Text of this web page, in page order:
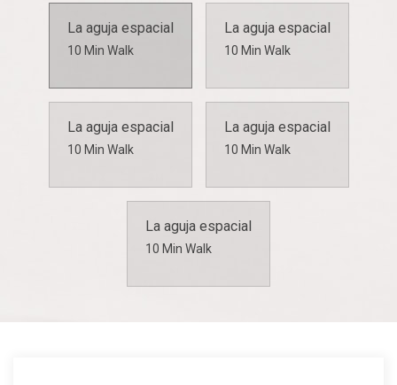
La aguja espacial
10 Min Walk
La aguja espacial
10 Min Walk
La aguja espacial
10 Min Walk
La aguja espacial
10 Min Walk
La aguja espacial
10 Min Walk